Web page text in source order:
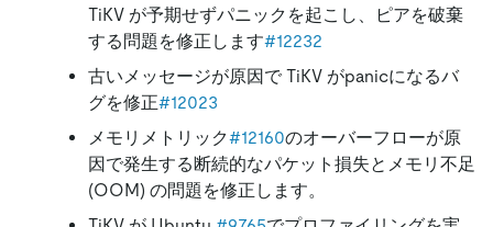
TiKV が予期せずパニックを起こし、ピアを破棄
する問題を修正します#12232
古いメッセージが原因で TiKV がpanicになるバ
グを修正#12023
メモリメトリック#12160のオーバーフローが原
因で発生する断続的なパケット損失とメモリ不足
(OOM) の問題を修正します。